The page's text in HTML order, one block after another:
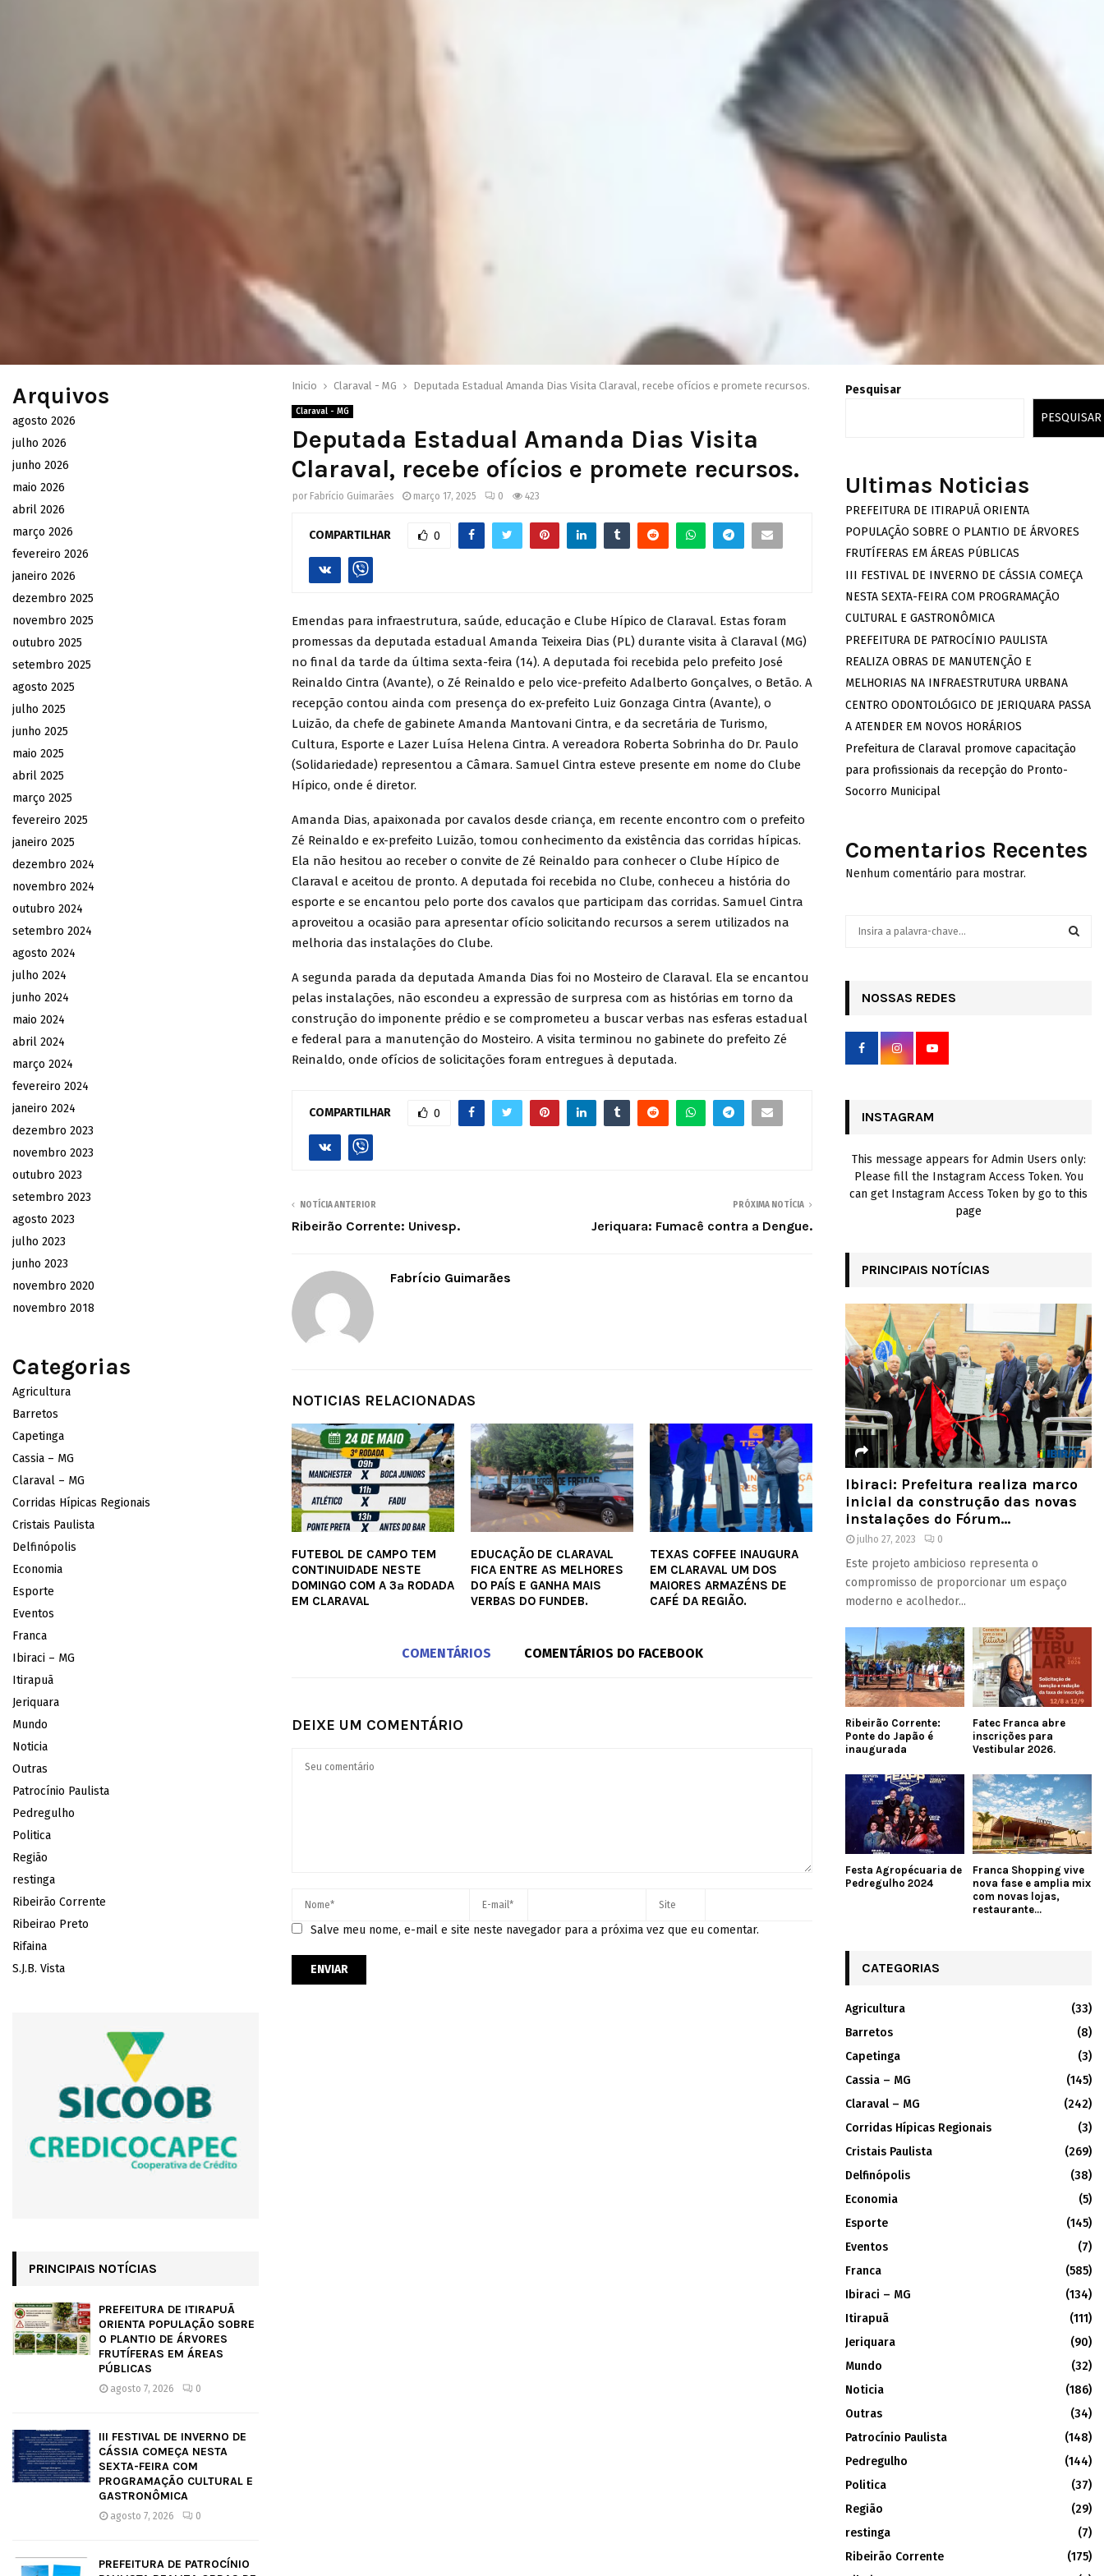
Inicio Claraval - MG Deputada Estadual Amanda Dias Visita Claraval, recebe ofícios e promete recursos.
Claraval - MG
Deputada Estadual Amanda Dias Visita
Claraval, recebe ofícios e promete recursos.
por Fabrício Guimarães março 17, 2025 0 423
COMPARTILHAR 0
Emendas para infraestrutura, saúde, educação e Clube Hípico de Claraval. Estas foram
promessas da deputada estadual Amanda Teixeira Dias (PL) durante visita à Claraval (MG)
no final da tarde da última sexta-feira (14). A deputada foi recebida pelo prefeito José
Reinaldo Cintra (Avante), o Zé Reinaldo e pelo vice-prefeito Adalberto Gonçalves, o Betão. A
recepção contou ainda com presença do ex-prefeito Luiz Gonzaga Cintra (Avante), o
Luizão, da chefe de gabinete Amanda Mantovani Cintra, e da secretária de Turismo,
Cultura, Esporte e Lazer Luísa Helena Cintra. A vereadora Roberta Sobrinha do Dr. Paulo
(Solidariedade) representou a Câmara. Samuel Cintra esteve presente em nome do Clube
Hípico, onde é diretor.
Amanda Dias, apaixonada por cavalos desde criança, em recente encontro com o prefeito
Zé Reinaldo e ex-prefeito Luizão, tomou conhecimento da existência das corridas hípicas.
Ela não hesitou ao receber o convite de Zé Reinaldo para conhecer o Clube Hípico de
Claraval e aceitou de pronto. A deputada foi recebida no Clube, conheceu a história do
esporte e se encantou pelo porte dos cavalos que participam das corridas. Samuel Cintra
aproveitou a ocasião para apresentar ofício solicitando recursos a serem utilizados na
melhoria das instalações do Clube.
A segunda parada da deputada Amanda Dias foi no Mosteiro de Claraval. Ela se encantou
pelas instalações, não escondeu a expressão de surpresa com as histórias em torno da
construção do imponente prédio e se comprometeu a buscar verbas nas esferas estadual
e federal para a manutenção do Mosteiro. A visita terminou no gabinete do prefeito Zé
Reinaldo, onde ofícios de solicitações foram entregues à deputada.
COMPARTILHAR 0
NOTÍCIA ANTERIOR
Ribeirão Corrente: Univesp.
PRÓXIMA NOTÍCIA
Jeriquara: Fumacê contra a Dengue.
Fabrício Guimarães
NOTICIAS RELACIONADAS
FUTEBOL DE CAMPO TEM
CONTINUIDADE NESTE
DOMINGO COM A 3ª RODADA
EM CLARAVAL
EDUCAÇÃO DE CLARAVAL
FICA ENTRE AS MELHORES
DO PAÍS E GANHA MAIS
VERBAS DO FUNDEB.
TEXAS COFFEE INAUGURA
EM CLARAVAL UM DOS
MAIORES ARMAZÉNS DE
CAFÉ DA REGIÃO.
COMENTÁRIOS COMENTÁRIOS DO FACEBOOK
DEIXE UM COMENTÁRIO
Salve meu nome, e-mail e site neste navegador para a próxima vez que eu comentar.
Arquivos
agosto 2026
julho 2026
junho 2026
maio 2026
abril 2026
março 2026
fevereiro 2026
janeiro 2026
dezembro 2025
novembro 2025
outubro 2025
setembro 2025
agosto 2025
julho 2025
junho 2025
maio 2025
abril 2025
março 2025
fevereiro 2025
janeiro 2025
dezembro 2024
novembro 2024
outubro 2024
setembro 2024
agosto 2024
julho 2024
junho 2024
maio 2024
abril 2024
março 2024
fevereiro 2024
janeiro 2024
dezembro 2023
novembro 2023
outubro 2023
setembro 2023
agosto 2023
julho 2023
junho 2023
novembro 2020
novembro 2018
Categorias
Agricultura
Barretos
Capetinga
Cassia – MG
Claraval – MG
Corridas Hípicas Regionais
Cristais Paulista
Delfinópolis
Economia
Esporte
Eventos
Franca
Ibiraci – MG
Itirapuã
Jeriquara
Mundo
Noticia
Outras
Patrocínio Paulista
Pedregulho
Politica
Região
restinga
Ribeirão Corrente
Ribeirao Preto
Rifaina
S.J.B. Vista
PRINCIPAIS NOTÍCIAS
PREFEITURA DE ITIRAPUÃ
ORIENTA POPULAÇÃO SOBRE
O PLANTIO DE ÁRVORES
FRUTÍFERAS EM ÁREAS
PÚBLICAS
agosto 7, 2026 0
III FESTIVAL DE INVERNO DE
CÁSSIA COMEÇA NESTA
SEXTA-FEIRA COM
PROGRAMAÇÃO CULTURAL E
GASTRONÔMICA
agosto 7, 2026 0
PREFEITURA DE PATROCÍNIO
Pesquisar
PESQUISAR
Ultimas Noticias
PREFEITURA DE ITIRAPUÃ ORIENTA
POPULAÇÃO SOBRE O PLANTIO DE ÁRVORES
FRUTÍFERAS EM ÁREAS PÚBLICAS
III FESTIVAL DE INVERNO DE CÁSSIA COMEÇA
NESTA SEXTA-FEIRA COM PROGRAMAÇÃO
CULTURAL E GASTRONÔMICA
PREFEITURA DE PATROCÍNIO PAULISTA
REALIZA OBRAS DE MANUTENÇÃO E
MELHORIAS NA INFRAESTRUTURA URBANA
CENTRO ODONTOLÓGICO DE JERIQUARA PASSA
A ATENDER EM NOVOS HORÁRIOS
Prefeitura de Claraval promove capacitação
para profissionais da recepção do Pronto-
Socorro Municipal
Comentarios Recentes
Nenhum comentário para mostrar.
r
NOSSAS REDES
INSTAGRAM
This message appears for Admin Users only:
Please fill the Instagram Access Token. You
can get Instagram Access Token by go to this
page
PRINCIPAIS NOTÍCIAS
Ibiraci: Prefeitura realiza marco
inicial da construção das novas
instalações do Fórum...
julho 27, 2023 0
Este projeto ambicioso representa o
compromisso de proporcionar um espaço
moderno e acolhedor...
Ribeirão Corrente:
Ponte do Japão é
inaugurada
Fatec Franca abre
inscrições para
Vestibular 2026.
Festa Agropécuaria de
Pedregulho 2024
Franca Shopping vive
nova fase e amplia mix
com novas lojas,
restaurante...
CATEGORIAS
Agricultura
(33)
Barretos
(8)
Capetinga
(3)
Cassia – MG
(145)
Claraval – MG
(242)
Corridas Hípicas Regionais
(3)
Cristais Paulista
(269)
Delfinópolis
(38)
Economia
(5)
Esporte
(145)
Eventos
(7)
Franca
(585)
Ibiraci – MG
(134)
Itirapuã
(111)
Jeriquara
(90)
Mundo
(32)
Noticia
(186)
Outras
(34)
Patrocínio Paulista
(148)
Pedregulho
(144)
Politica
(37)
Região
(29)
restinga
(7)
Ribeirão Corrente
(175)